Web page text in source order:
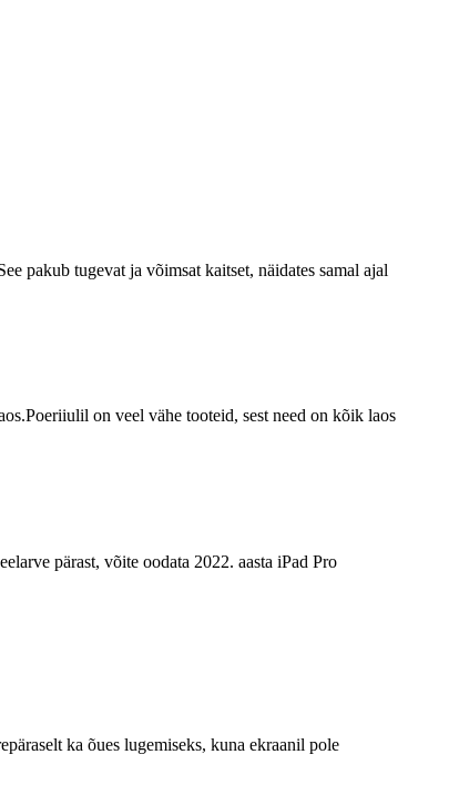
pakub tugevat ja võimsat kaitset, näidates samal ajal
on veel vähe tooteid, sest need on kõik laos
pärast, võite oodata 2022. aasta iPad Pro
ka õues lugemiseks, kuna ekraanil pole